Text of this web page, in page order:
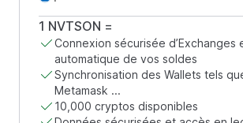
1 NVTSON =
Connexion sécurisée d’Exchanges
automatique de vos soldes
Synchronisation des Wallets tels
Metamask ...
10,000 cryptos disponibles